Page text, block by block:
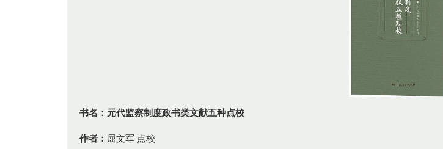
书名：元代监察制度政书类文献五种点校
作者： 屈文军 点校